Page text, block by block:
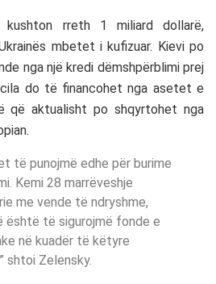
kushton rreth 1 miliard dollarë,
mbetet i kufizuar. Kievi po
nga një kredi dëmshpërblimi prej
do të financohet nga asetet e
që aktualisht po shqyrtohet nga
të punojmë edhe për burime
Kemi 28 marrëveshje
me vende të ndryshme,
është të sigurojmë fonde e
në kuadër të këtyre
shtoi Zelensky.